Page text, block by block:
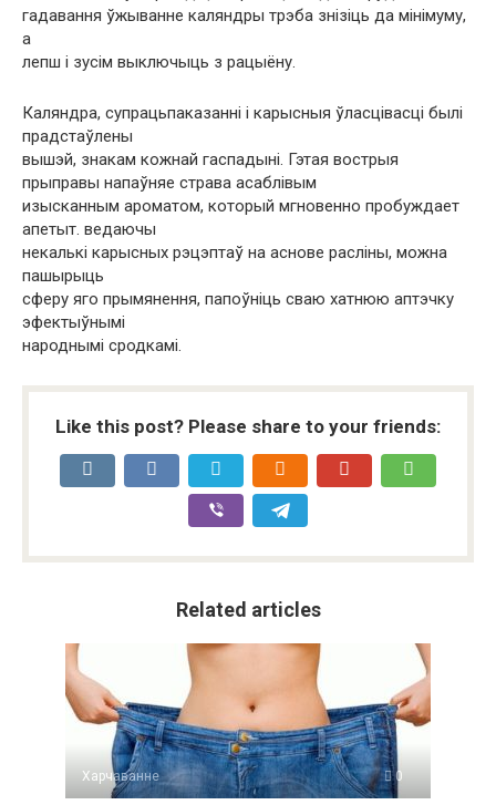
гадавання ўжыванне каляндры трэба знізіць да мінімуму,
а
лепш і зусім выключыць з рацыёну.
Каляндра, супрацьпаказанні і карысныя ўласцівасці былі
прадстаўлены
вышэй, знакам кожнай гаспадыні. Гэтая вострыя
прыправы напаўняе страва асаблівым
изысканным ароматом, который мгновенно пробуждает
апетыт. ведаючы
некалькі карысных рэцэптаў на аснове расліны, можна
пашырыць
сферу яго прымянення, папоўніць сваю хатнюю аптэчку
эфектыўнымі
народнымі сродкамі.
Like this post? Please share to your friends:
Related articles
Харчаванне 0